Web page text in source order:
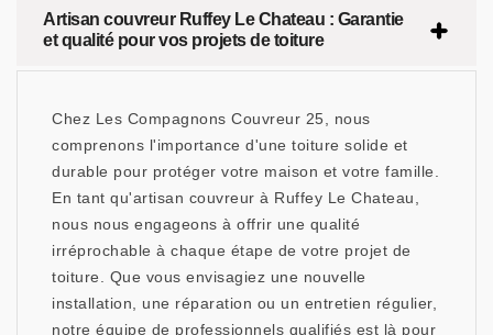
Artisan couvreur Ruffey Le Chateau : Garantie
et qualité pour vos projets de toiture
Chez Les Compagnons Couvreur 25, nous
comprenons l'importance d'une toiture solide et
durable pour protéger votre maison et votre famille.
En tant qu'artisan couvreur à Ruffey Le Chateau,
nous nous engageons à offrir une qualité
irréprochable à chaque étape de votre projet de
toiture. Que vous envisagiez une nouvelle
installation, une réparation ou un entretien régulier,
notre équipe de professionnels qualifiés est là pour